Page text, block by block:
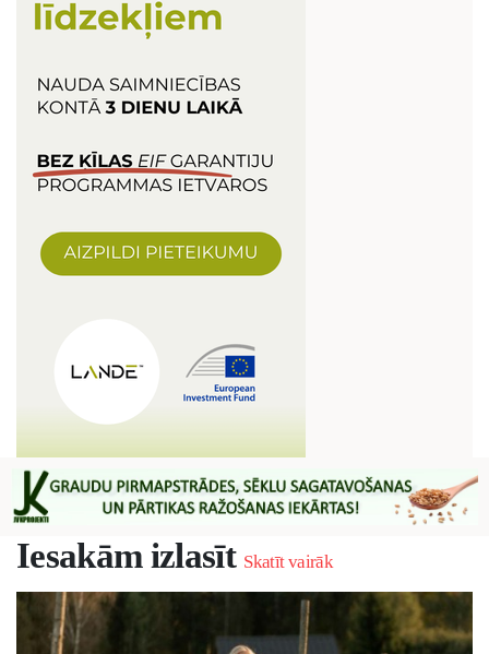
Iesakām izlasīt Skatīt vairāk